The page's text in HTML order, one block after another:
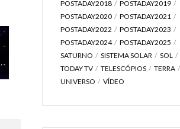
POSTADAY2018
POSTADAY2019
POSTADAY2020
POSTADAY2021
POSTADAY2022
POSTADAY2023
POSTADAY2024
POSTADAY2025
SATURNO
SISTEMA SOLAR SOL
TODAY TV
TELESCÓPIOS
TERRA
UNIVERSO
VÍDEO